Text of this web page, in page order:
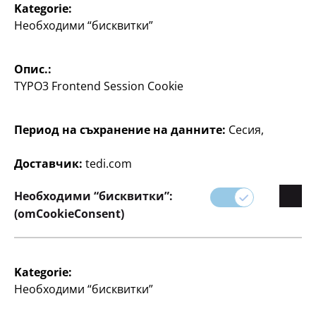
128 артикул
Kategorie:
Необходими “бисквитки”
Опис.:
TYPO3 Frontend Session Cookie
Период на съхранение на данните: Сесия,
Доставчик: tedi.com
Необходими “бисквитки”:
(omCookieConsent)
Kategorie:
Необходими “бисквитки”